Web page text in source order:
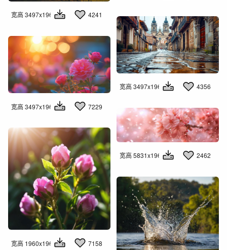
宽高 3497x1960 4241
宽高 3497x1960 4356
宽高 3497x1960 7229
宽高 5831x1960 2462
宽高 1960x1960 7158